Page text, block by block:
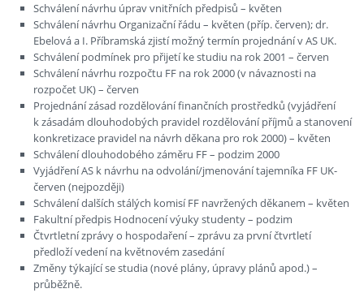
Schválení návrhu úprav vnitřních předpisů – květen
Schválení návrhu Organizační řádu – květen (příp. červen); dr.
Ebelová a I. Příbramská zjistí možný termín projednání v AS UK.
Schválení podmínek pro přijetí ke studiu na rok 2001 – červen
Schválení návrhu rozpočtu FF na rok 2000 (v návaznosti na
rozpočet UK) – červen
Projednání zásad rozdělování finančních prostředků (vyjádření
k zásadám dlouhodobých pravidel rozdělování příjmů a stanovení
konkretizace pravidel na návrh děkana pro rok 2000) – květen
Schválení dlouhodobého záměru FF – podzim 2000
Vyjádření AS k návrhu na odvolání/jmenování tajemníka FF UK-
červen (nejpozději)
Schválení dalších stálých komisí FF navržených děkanem – květen
Fakultní předpis Hodnocení výuky studenty – podzim
Čtvrtletní zprávy o hospodaření – zprávu za první čtvrtletí
předloží vedení na květnovém zasedání
Změny týkající se studia (nové plány, úpravy plánů apod.) –
průběžně.